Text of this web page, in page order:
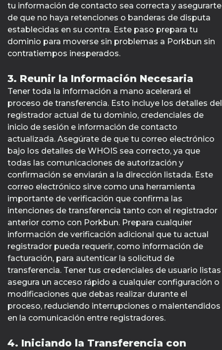
tu información de contacto sea correcta y asegurarte
de que no haya retenciones o banderas de disputa
establecidas en su contra. Este paso prepara tu
dominio para moverse sin problemas a Porkbun sin
contratiempos inesperados.
3. Reunir la Información Necesaria
Tener toda la información a mano acelerará el
proceso de transferencia. Esto incluye los detalles del
registrador actual de tu dominio, credenciales de
inicio de sesión e información de contacto
actualizada. Asegúrate de que tu correo electrónico
bajo los detalles de WHOIS sea correcto, ya que
todas las comunicaciones de autorización y
confirmación se enviarán a la dirección listada. Este
correo electrónico sirve como una herramienta
importante de verificación que confirma las
intenciones de transferencia tanto con el registrador
anterior como con Porkbun. Prepara cualquier
información de verificación adicional que tu actual
registrador pueda requerir, como información de
facturación, para autenticar la solicitud de
transferencia. Tener tus credenciales de usuario listas
asegura un acceso rápido a cualquier configuración o
modificaciones que debas realizar durante el
proceso, reduciendo interrupciones o malentendidos
en la comunicación entre registradores.
4. Iniciando la Transferencia con